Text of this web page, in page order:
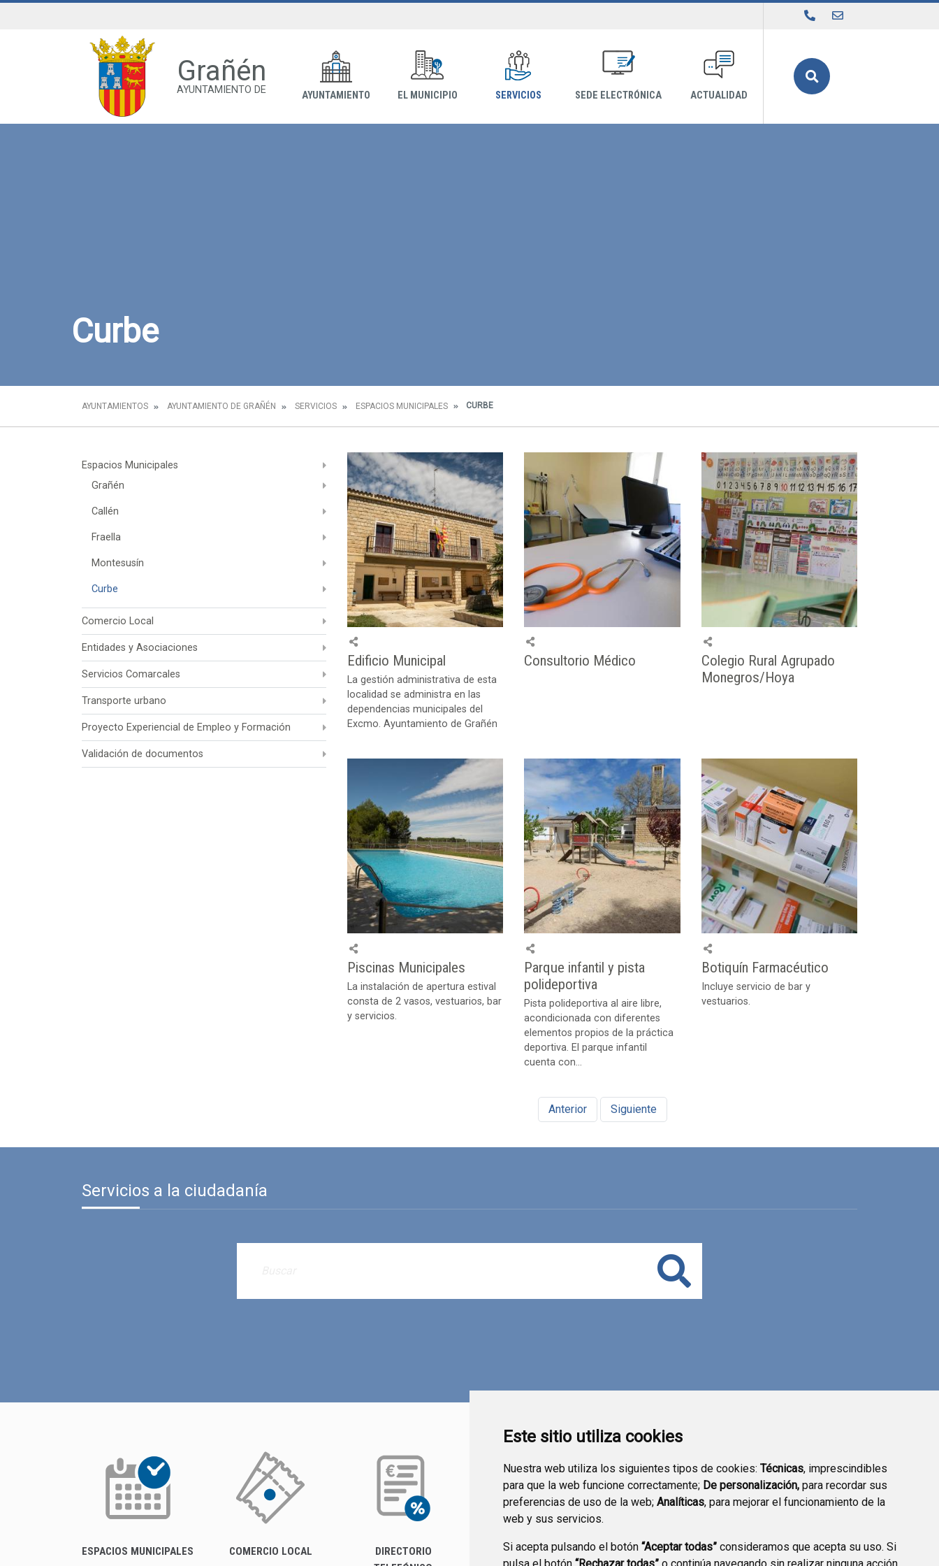
Este sitio utiliza cookies
Nuestra web utiliza los siguientes tipos de cookies: Técnicas, imprescindibles
para que la web funcione correctamente; De personalización, para recordar sus
preferencias de uso de la web; Analíticas, para mejorar el funcionamiento de la
web y sus servicios.
Si acepta pulsando el botón “Aceptar todas” consideramos que acepta su uso. Si
Grañén
AYUNTAMIENTO DE AYUNTAMIENTO EL MUNICIPIO SERVICIOS SEDE ELECTRÓNICA ACTUALIDAD
Curbe
AYUNTAMIENTOS AYUNTAMIENTO DE GRAÑÉN SERVICIOS ESPACIOS MUNICIPALES CURBE
Espacios Municipales
Grañén
Callén
Fraella
Montesusín
Curbe
Comercio Local
Entidades y Asociaciones
Servicios Comarcales
Transporte urbano
Proyecto Experiencial de Empleo y Formación
Validación de documentos
Edificio Municipal
La gestión administrativa de esta
localidad se administra en las
dependencias municipales del
Excmo. Ayuntamiento de Grañén
Consultorio Médico
Colegio Rural Agrupado
Monegros/Hoya
Piscinas Municipales
La instalación de apertura estival
consta de 2 vasos, vestuarios, bar
y servicios.
Parque infantil y pista
polideportiva
Pista polideportiva al aire libre,
acondicionada con diferentes
elementos propios de la práctica
deportiva. El parque infantil
cuenta con...
Botiquín Farmacéutico
Incluye servicio de bar y
vestuarios.
Anterior Siguiente
Servicios a la ciudadanía
Buscar
ESPACIOS MUNICIPALES COMERCIO LOCAL
DIRECTORIO
PERFIL DEL
SEDE ELECTRÓNICA TRANSPARENCIA